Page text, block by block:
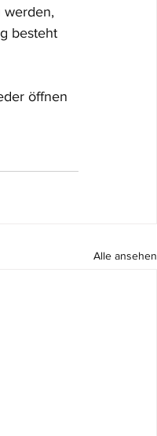
werden,
besteht
öffnen
Alle ansehen